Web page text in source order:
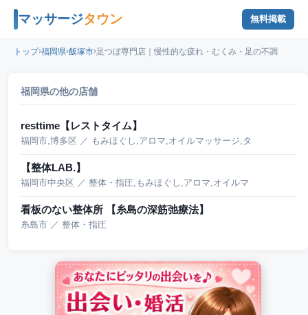
マッサージタウン 無料掲載
トップ›福岡県›飯塚市›足つぼ専門店｜慢性的な疲れ・むくみ・足の不調
福岡県の他の店舗
resttime【レストタイム】
福岡市,博多区 ／ もみほぐし,アロマ,オイルマッサージ,タ
【整体LAB.】
福岡市中央区 ／ 整体・指圧,もみほぐし,アロマ,オイルマ
看板のない整体所 【糸島の深筋弛療法】
糸島市 ／ 整体・指圧